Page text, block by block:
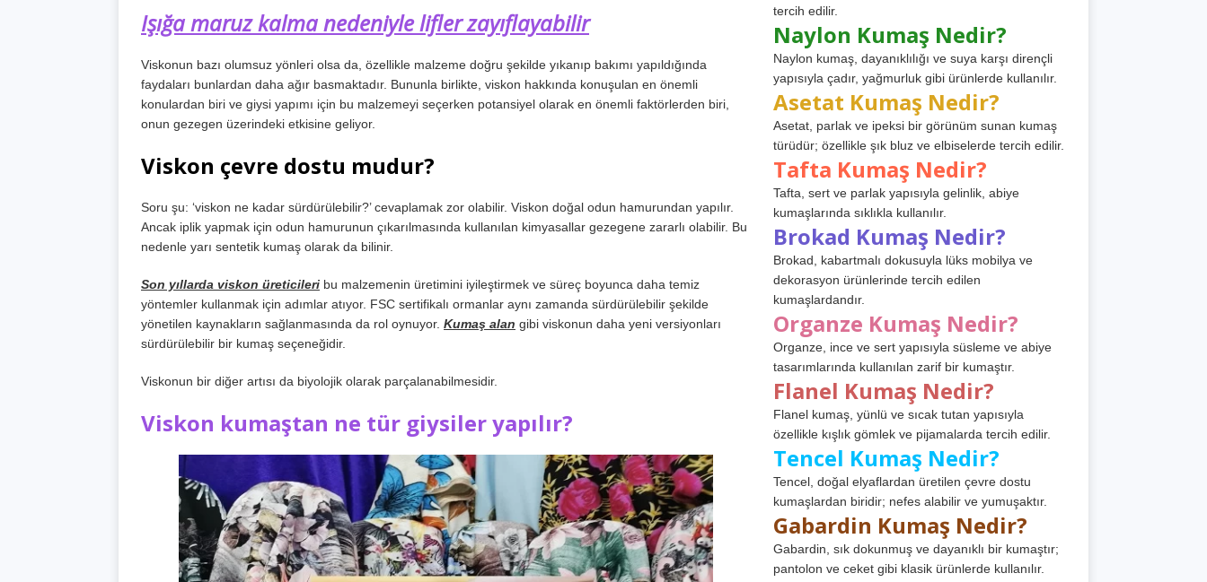
Işığa maruz kalma nedeniyle lifler zayıflayabilir
Viskonun bazı olumsuz yönleri olsa da, özellikle malzeme doğru şekilde yıkanıp bakımı yapıldığında
faydaları bunlardan daha ağır basmaktadır. Bununla birlikte, viskon hakkında konuşulan en önemli
konulardan biri ve giysi yapımı için bu malzemeyi seçerken potansiyel olarak en önemli faktörlerden biri,
onun gezegen üzerindeki etkisine geliyor.
Viskon çevre dostu mudur?
Soru şu: ‘viskon ne kadar sürdürülebilir?’ cevaplamak zor olabilir. Viskon doğal odun hamurundan yapılır.
Ancak iplik yapmak için odun hamurunun çıkarılmasında kullanılan kimyasallar gezegene zararlı olabilir. Bu
nedenle yarı sentetik kumaş olarak da bilinir.
Son yıllarda viskon üreticileri bu malzemenin üretimini iyileştirmek ve süreç boyunca daha temiz
yöntemler kullanmak için adımlar atıyor. FSC sertifikalı ormanlar aynı zamanda sürdürülebilir şekilde
yönetilen kaynakların sağlanmasında da rol oynuyor. Kumaş alan gibi viskonun daha yeni versiyonları
sürdürülebilir bir kumaş seçeneğidir.
Viskonun bir diğer artısı da biyolojik olarak parçalanabilmesidir.
Viskon kumaştan ne tür giysiler yapılır?
tercih edilir.
Naylon Kumaş Nedir?
Naylon kumaş, dayanıklılığı ve suya karşı dirençli
yapısıyla çadır, yağmurluk gibi ürünlerde kullanılır.
Asetat Kumaş Nedir?
Asetat, parlak ve ipeksi bir görünüm sunan kumaş
türüdür; özellikle şık bluz ve elbiselerde tercih edilir.
Tafta Kumaş Nedir?
Tafta, sert ve parlak yapısıyla gelinlik, abiye
kumaşlarında sıklıkla kullanılır.
Brokad Kumaş Nedir?
Brokad, kabartmalı dokusuyla lüks mobilya ve
dekorasyon ürünlerinde tercih edilen
kumaşlardandır.
Organze Kumaş Nedir?
Organze, ince ve sert yapısıyla süsleme ve abiye
tasarımlarında kullanılan zarif bir kumaştır.
Flanel Kumaş Nedir?
Flanel kumaş, yünlü ve sıcak tutan yapısıyla
özellikle kışlık gömlek ve pijamalarda tercih edilir.
Tencel Kumaş Nedir?
Tencel, doğal elyaflardan üretilen çevre dostu
kumaşlardan biridir; nefes alabilir ve yumuşaktır.
Gabardin Kumaş Nedir?
Gabardin, sık dokunmuş ve dayanıklı bir kumaştır;
pantolon ve ceket gibi klasik ürünlerde kullanılır.